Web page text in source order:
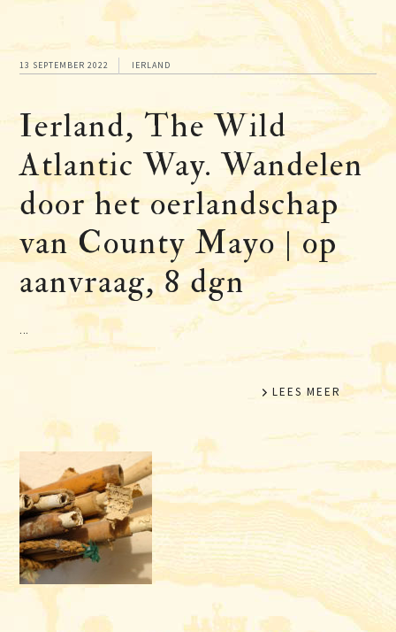
13 SEPTEMBER 2022 IERLAND
Ierland, The Wild
Atlantic Way. Wandelen
door het oerlandschap
van County Mayo | op
aanvraag, 8 dgn
...
LEES MEER